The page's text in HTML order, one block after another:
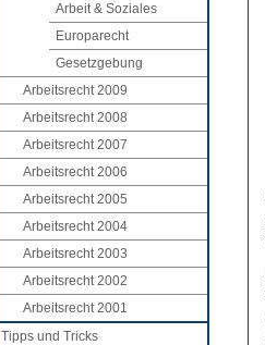
Arbeit & Soziales
Europarecht
Gesetzgebung
Arbeitsrecht 2009
Arbeitsrecht 2008
Arbeitsrecht 2007
Arbeitsrecht 2006
Arbeitsrecht 2005
Arbeitsrecht 2004
Arbeitsrecht 2003
Arbeitsrecht 2002
Arbeitsrecht 2001
Tipps und Tricks